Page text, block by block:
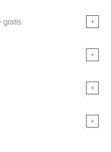
gratis +
+
+
+